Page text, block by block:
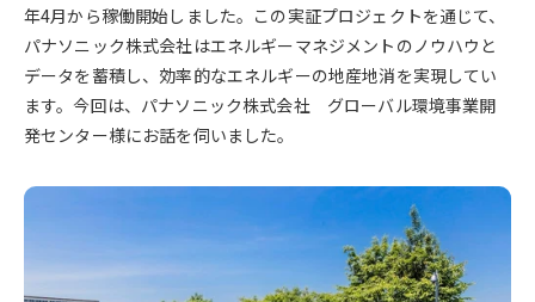
年4月から稼働開始しました。この実証プロジェクトを通じて、
パナソニック株式会社はエネルギーマネジメントのノウハウと
データを蓄積し、効率的なエネルギーの地産地消を実現してい
ます。今回は、パナソニック株式会社 グローバル環境事業開
発センター様にお話を伺いました。